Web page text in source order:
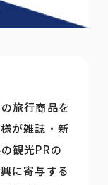
旅行商品を
が雑誌・新
観光PRの
に寄与する